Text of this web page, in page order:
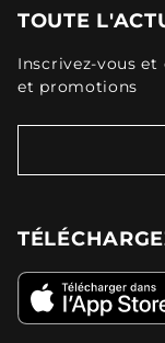
TOUTE
Inscrivez-vous et
et promotions